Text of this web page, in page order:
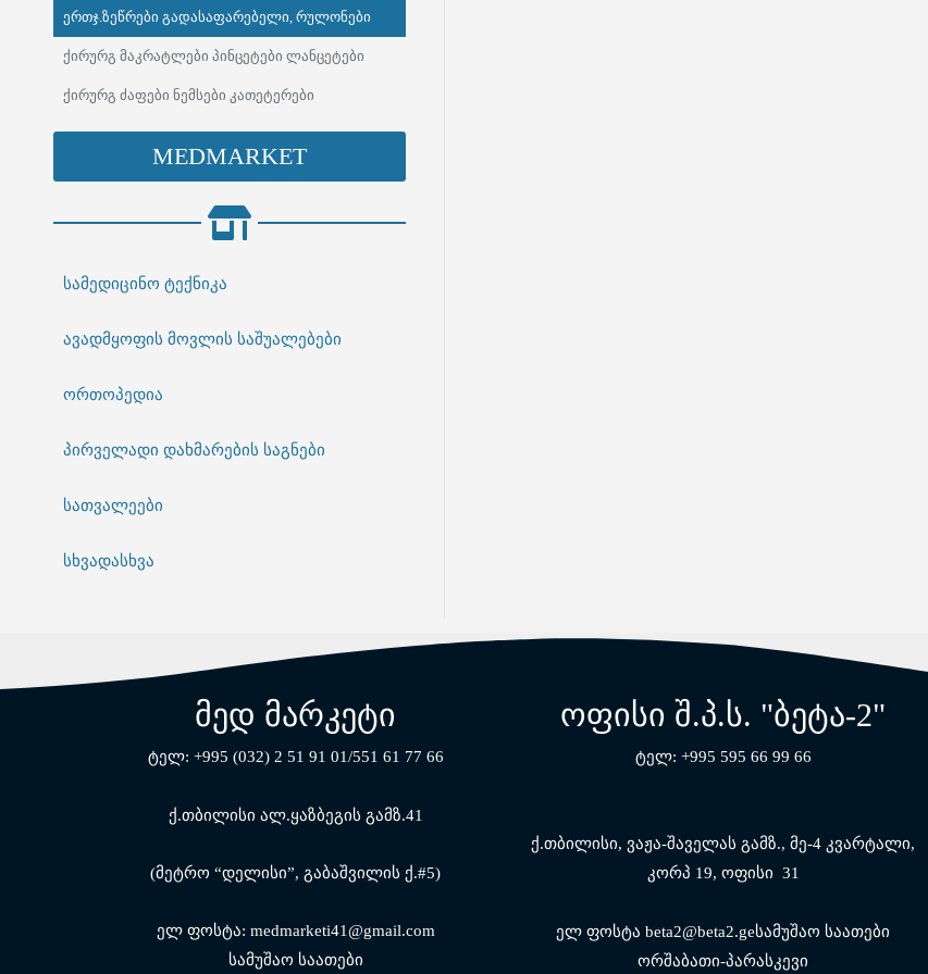
ერთჯ.ზეწრები გადასაფარებელი, რულონები
ქირურგ მაკრატლები პინცეტები ლანცეტები
ქირურგ ძაფები ნემსები კათეტერები
MEDMARKET
სამედიცინო ტექნიკა
ავადმყოფის მოვლის საშუალებები
ორთოპედია
პირველადი დახმარების საგნები
სათვალეები
სხვადასხვა
მედ მარკეტი
ტელ: +995 (032) 2 51 91 01/551 61 77 66
ქ.თბილისი ალ.ყაზბეგის გამზ.41
(მეტრო “დელისი”, გაბაშვილის ქ.#5)
ელ ფოსტა: medmarketi41@gmail.com
სამუშაო საათები
ოფისი შ.პ.ს. "ბეტა-2"
ტელ: +995 595 66 99 66
ქ.თბილისი, ვაჟა-შაველას გამზ.,მე-4 კვარტალი,
კორპ 19, ოფისი 31
ელ ფოსტა beta2@beta2.geსამუშაო საათები
ორშაბათი-პარასკევი